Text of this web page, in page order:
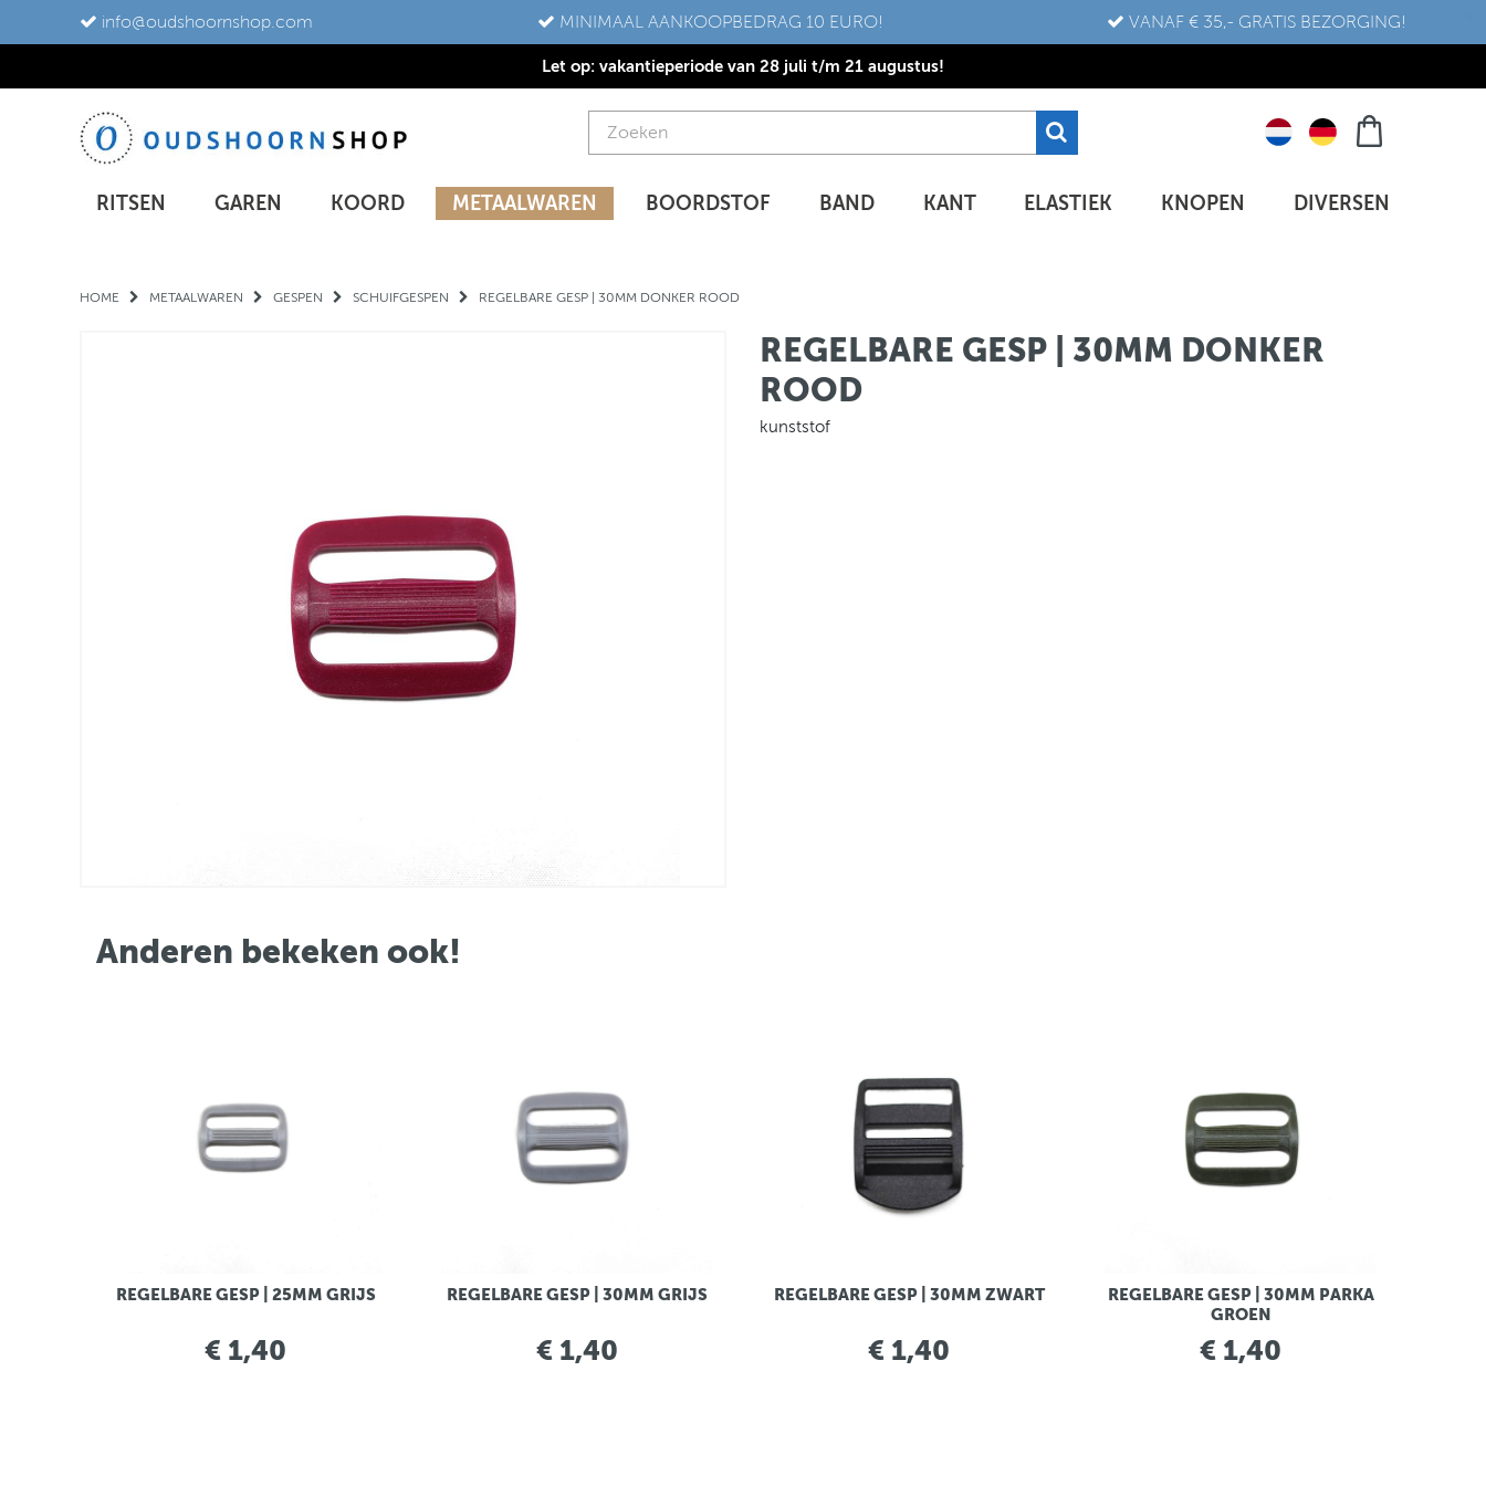
info@oudshoornshop.com MINIMAAL AANKOOPBEDRAG 10 EURO! VANAF € 35,- GRATIS BEZORGING!
Let op: vakantieperiode van 28 juli t/m 21 augustus!
RITSEN GAREN KOORD METAALWAREN BOORDSTOF BAND KANT ELASTIEK KNOPEN DIVERSEN
HOME METAALWAREN GESPEN SCHUIFGESPEN REGELBARE GESP | 30MM DONKER ROOD
REGELBARE GESP | 30MM DONKER
ROOD
kunststof
Anderen bekeken ook!
REGELBARE GESP | 25MM GRIJS
€ 1,40
REGELBARE GESP | 30MM GRIJS
€ 1,40
REGELBARE GESP | 30MM ZWART
€ 1,40
REGELBARE GESP | 30MM PARKA
GROEN
€ 1,40